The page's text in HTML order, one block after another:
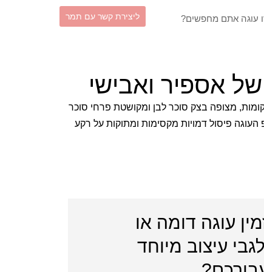
ליצירת קשר עם תמר
אספיר ואבישי
חתונה חמודה ואביבית בת 3 קומות, מצופה בצק סוכר לבן ומקושטת פרחי סוכר
העוגה פיסול דמויות מקסימות ומתוקות על רקע
עוגה דומה או
עיצוב מיוחד